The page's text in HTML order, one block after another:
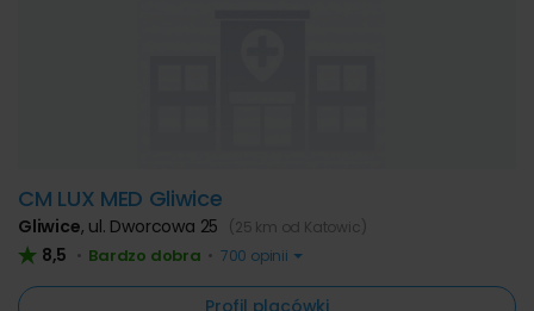
CM LUX MED Gliwice
Gliwice, ul. Dworcowa 25 (25 km od Katowic)
8,5 • Bardzo dobra • 700 opinii
Profil placówki